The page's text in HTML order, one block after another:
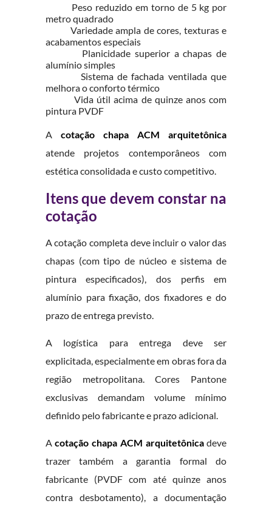
Peso reduzido em torno de 5 kg por
metro quadrado
Variedade ampla de cores, texturas e
acabamentos especiais
Planicidade superior a chapas de
alumínio simples
Sistema de fachada ventilada que
melhora o conforto térmico
Vida útil acima de quinze anos com
pintura PVDF
A cotação chapa ACM arquitetônica
atende projetos contemporâneos com
estética consolidada e custo competitivo.
Itens que devem constar na
cotação
A cotação completa deve incluir o valor das
chapas (com tipo de núcleo e sistema de
pintura especificados), dos perfis em
alumínio para fixação, dos fixadores e do
prazo de entrega previsto.
A logística para entrega deve ser
explicitada, especialmente em obras fora da
região metropolitana. Cores Pantone
exclusivas demandam volume mínimo
definido pelo fabricante e prazo adicional.
Acotação chapa ACM arquitetônicadeve
trazer também a garantia formal do
fabricante (PVDF com até quinze anos
contra desbotamento), a documentação